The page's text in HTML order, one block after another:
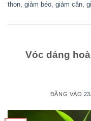
thon, giảm béo, giảm cân,
Vóc dáng
ĐĂNG VÀO